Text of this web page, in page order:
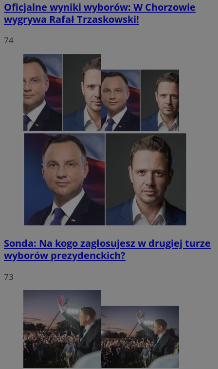
Oficjalne wyniki wyborów: W Chorzowie
wygrywa Rafał Trzaskowski!
74
Sonda: Na kogo zagłosujesz w drugiej turze
wyborów prezydenckich?
73